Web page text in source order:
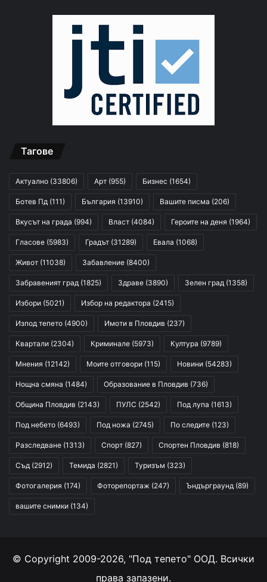
Тагове
Актуално (33806) Арт (955) Бизнес (1654)
Ботев Пд (111) България (13910) Вашите писма (206)
Вкусът на града (994) Власт (4084) Героите на деня (1964)
Гласове (5983) Градът (31289) Евала (1068)
Живот (11038) Забавление (8400)
Забравеният град (1825) Здраве (3890) Зелен град (1358)
Избори (5021) Избор на редактора (2415)
Изпод тепето (4900) Имоти в Пловдив (237)
Квартали (2304) Криминале (5973) Култура (9789)
Мнения (12142) Моите отговори (115) Новини (54283)
Нощна смяна (1484) Образование в Пловдив (736)
Община Пловдив (2143) ПУЛС (2542) Под лупа (1613)
Под небето (6493) Под ножа (2745) По следите (123)
Разследване (1313) Спорт (827) Спортен Пловдив (818)
Съд (2912) Темида (2821) Туризъм (323)
Фотогалерия (174) Фоторепортаж (247) Ъндърграунд (89)
вашите снимки (134)
© Copyright 2009-2026, "Под тепето" ООД. Всички
права запазени.